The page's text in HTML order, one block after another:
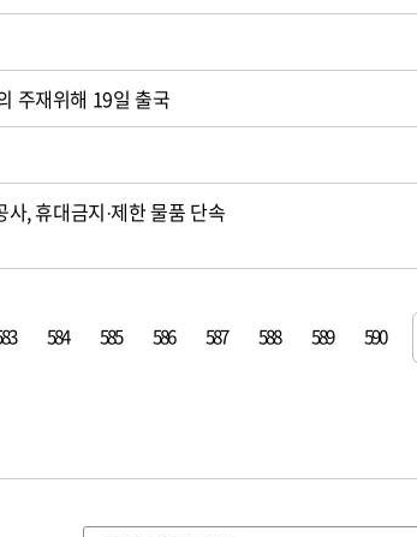
주재위해 19일 출국
사, 휴대금지·제한 물품 단속
584 585 586 587 588 589 590